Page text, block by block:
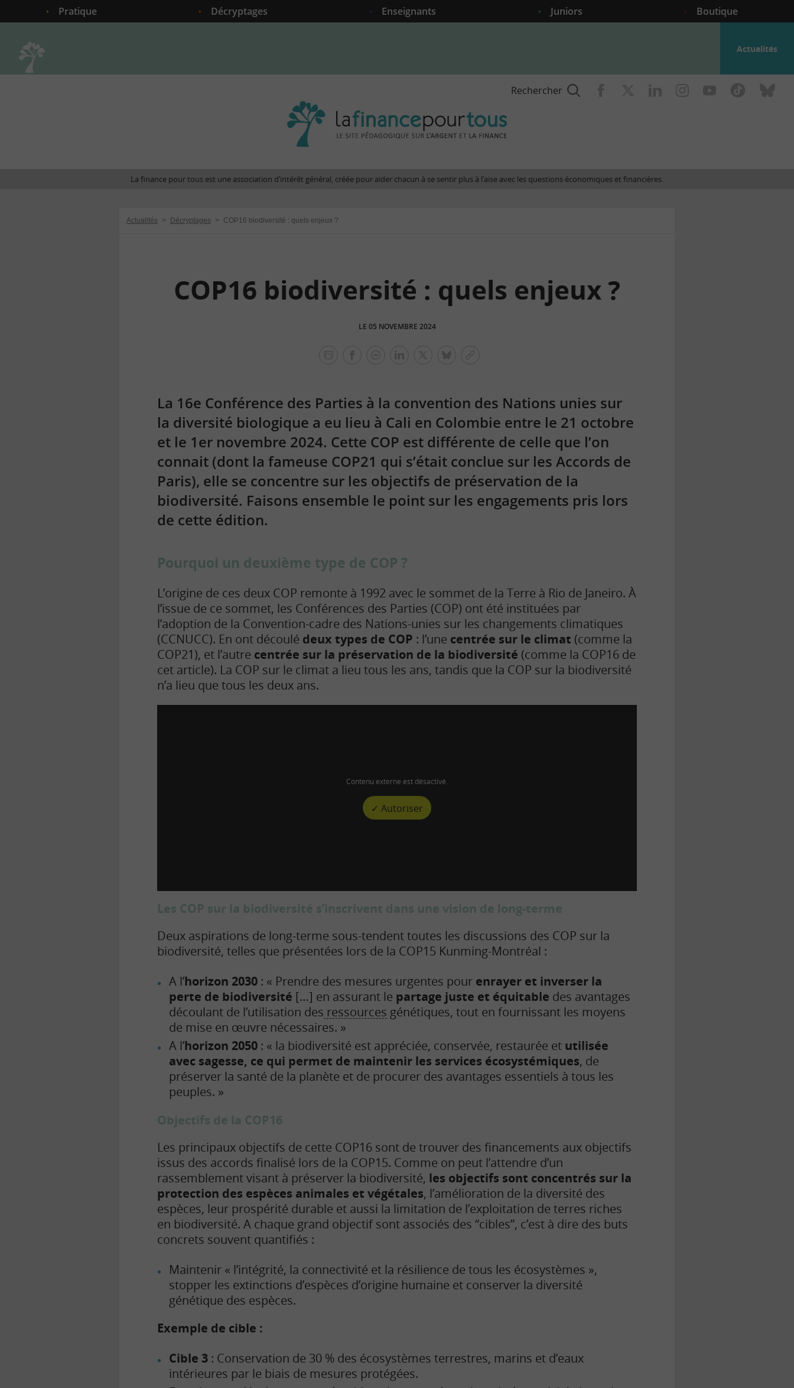
Pratique Décryptages Enseignants Juniors Boutique
Actualités
Rechercher
finance
site
La finance pour tous est une association d’intérêt général, créée pour aider chacun à se sentir plus à l’aise avec les questions économiques et financières.
Actualités > Décryptages > COP16 biodiversité : quels enjeux ?
COP16 biodiversité : quels enjeux ?
LE 05 NOVEMBRE 2024
La 16e Conférence des Parties à la convention des Nations unies sur
la diversité biologique a eu lieu à Cali en Colombie entre le 21 octobre
et le 1er novembre 2024. Cette COP est différente de celle que l’on
connait (dont la fameuse COP21 qui s’était conclue sur les Accords de
Paris), elle se concentre sur les objectifs de préservation de la
biodiversité. Faisons ensemble le point sur les engagements pris lors
de cette édition.
Pourquoi un deuxième type de COP ?
L’origine de ces deux COP remonte à 1992 avec le sommet de la Terre à Rio de Janeiro. À
l’issue de ce sommet, les Conférences des Parties (COP) ont été instituées par
l’adoption de la Convention-cadre des Nations-unies sur les changements climatiques
(CCNUCC). En ont découlé deux types de COP : l’une centrée sur le climat (comme la
COP21), et l’autre centrée sur la préservation de la biodiversité (comme la COP16 de
cet article). La COP sur le climat a lieu tous les ans, tandis que la COP sur la biodiversité
n’a lieu que tous les deux ans.
Contenu externe est désactivé.
✓ Autoriser
Les COP sur la biodiversité s’inscrivent dans une vision de long-terme
Deux aspirations de long-terme sous-tendent toutes les discussions des COP sur la
biodiversité, telles que présentées lors de la COP15 Kunming-Montréal :
A l’horizon 2030 : « Prendre des mesures urgentes pour enrayer et inverser la
perte de biodiversité […] en assurant le partage juste et équitable des avantages
découlant de l’utilisation des ressources génétiques, tout en fournissant les moyens
de mise en œuvre nécessaires. »
A l’horizon 2050 : « la biodiversité est appréciée, conservée, restaurée et utilisée
avec sagesse, ce qui permet de maintenir les services écosystémiques, de
préserver la santé de la planète et de procurer des avantages essentiels à tous les
peuples. »
Objectifs de la COP16
Les principaux objectifs de cette COP16 sont de trouver des financements aux objectifs
issus des accords finalisé lors de la COP15. Comme on peut l’attendre d’un
rassemblement visant à préserver la biodiversité, les objectifs sont concentrés sur la
protection des espèces animales et végétales, l’amélioration de la diversité des
espèces, leur prospérité durable et aussi la limitation de l’exploitation de terres riches
en biodiversité. A chaque grand objectif sont associés des “cibles”, c’est à dire des buts
concrets souvent quantifiés :
Maintenir « l’intégrité, la connectivité et la résilience de tous les écosystèmes »,
stopper les extinctions d’espèces d’origine humaine et conserver la diversité
génétique des espèces.
Exemple de cible :
Cible 3 : Conservation de 30 % des écosystèmes terrestres, marins et d’eaux
intérieures par le biais de mesures protégées.